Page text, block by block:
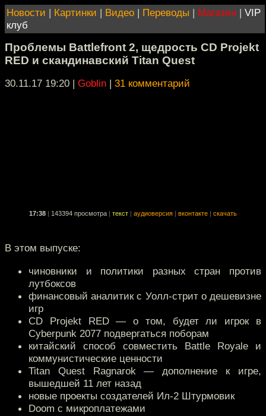
Новости | Картинки | Видео | Переводы | Магазин | VIP
клуб
Проблемы Battlefront 2, щедрость CD Projekt
RED и скандинавский Titan Quest
30.11.17 19:20 | Goblin | 31 комментарий
17:38 143394 просмотра текст аудиоверсия вконтакте скачать
В этом выпуске:
чиновники и политики разных стран против
лутбоксов
финансовый аналитик с Уолл-стрит о дешевизне
игр
CD Projekt RED — о том, будет ли игрок в
Cyberpunk 2077 подвергаться поборам
китайский способ совместить Battle Royale и
коммунистические ценности
Titan Quest Ragnarok — дополнение к игре,
вышедшей 11 лет назад
новые проекты создателей Ил-2 Штурмовик
Doom с микроплатежами